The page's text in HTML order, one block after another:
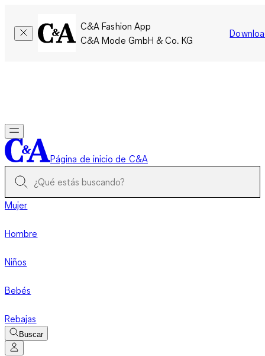
C&A Fashion App
C&A Mode GmbH & Co. KG
Página de inicio de C&A
Mujer
Hombre
Niños
Bebés
Rebajas
Buscar